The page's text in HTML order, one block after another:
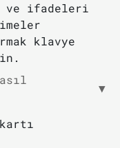
ve ifadeleri
klavye
▼